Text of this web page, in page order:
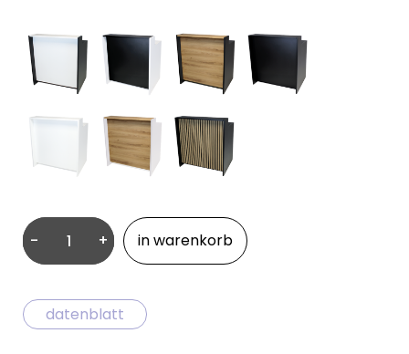
-
Avero
gerade
Menge
+ in warenkorb
datenblatt